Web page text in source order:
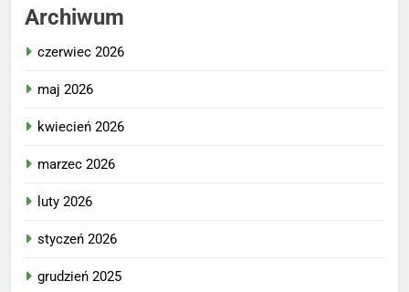
Archiwum
czerwiec 2026
maj 2026
kwiecień 2026
marzec 2026
luty 2026
styczeń 2026
grudzień 2025